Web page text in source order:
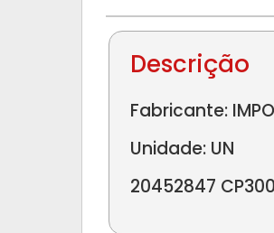
Descrição
Fabricante:
Unidade: UN
20452847